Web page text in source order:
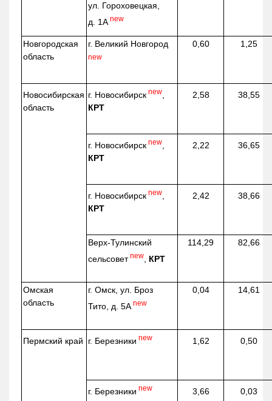
ул. Гороховецкая,
д. 1А new
Новгородская
область
г. Великий Новгород
new
0,60 1,25
Новосибирская
область
г. Новосибирск new
КРТ
2,58 38,55
г. Новосибирск new
КРТ
2,22 36,65
г. Новосибирск new
КРТ
2,42 38,66
Верх-Тулинский
сельсовет new КРТ
114,29 82,66
Омская
область
г. Омск, ул. Броз
Тито, д. 5А new
0,04 14,61
Пермский край г. Березники new 1,62 0,50
г. Березники new 3,66 0,03